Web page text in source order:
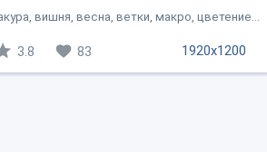
вишня, весна, ветки, макро, цветение...
1920x1200
3.8 83